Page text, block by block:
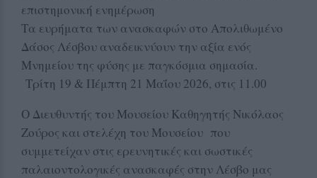
επιστημονική ενημέρωση
Τα ευρήματα των ανασκαφών στο Απολιθωμένο
Δάσος Λέσβου αναδεικνύουν την αξία ενός
Μνημείου της φύσης με παγκόσμια σημασία.
Τρίτη 19 & Πέμπτη 21 Μαΐου 2026, στις 11.00
Ο Διευθυντής του Μουσείου Καθηγητής Νικόλαος
Ζούρος και στελέχη του Μουσείου που
συμμετείχαν στις ερευνητικές και σωστικές
παλαιοντολογικές ανασκαφές στην Λέσβο μας